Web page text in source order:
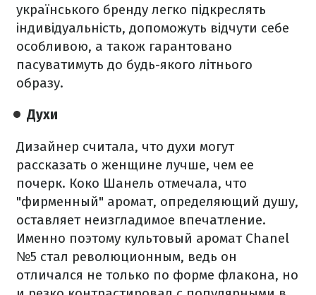
українського бренду легко підкреслять
індивідуальність, допоможуть відчути себе
особливою, а також гарантовано
пасуватимуть до будь-якого літнього
образу.
Духи
Дизайнер считала, что духи могут
рассказать о женщине лучше, чем ее
почерк. Коко Шанель отмечала, что
"фирменный" аромат, определяющий душу,
оставляет неизгладимое впечатление.
Именно поэтому культовый аромат Chanel
№5 стал революционным, ведь он
отличался не только по форме флакона, но